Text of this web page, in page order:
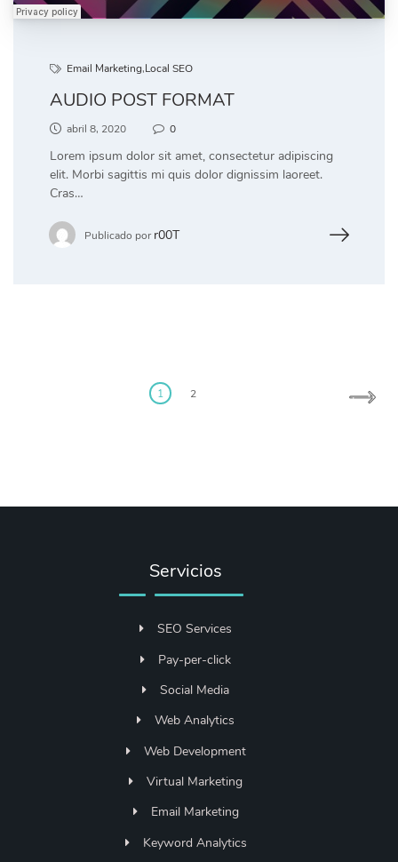
Email Marketing,Local SEO
AUDIO POST FORMAT
abril 8, 2020 0
Lorem ipsum dolor sit amet, consectetur adipiscing
elit. Morbi sagittis mi quis dolor dignissim laoreet.
Cras…
Publicado porr00T
1 2
Servicios
SEO Services
Pay-per-click
Social Media
Web Analytics
Web Development
Virtual Marketing
Email Marketing
Keyword Analytics